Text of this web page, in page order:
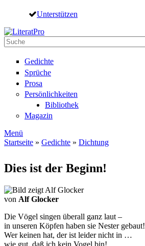
Direkt zum Inhalt
Unterstützen
Suche
Gedichte
Sprüche
Prosa
Persönlichkeiten
Bibliothek
Magazin
Menü
Startseite » Gedichte » Dichtung
Dies ist der Beginn!
von Alf Glocker
Die Vögel singen überall ganz laut –
in unseren Köpfen haben sie Nester gebaut!
Wer keinen hat, der ist leider nicht in …